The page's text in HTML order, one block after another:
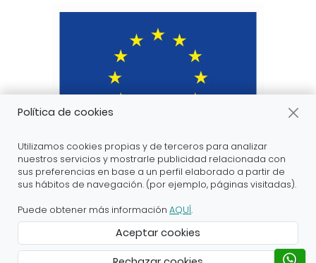
apoyo a la digitalización financiados por el proyecto
DIHnamic a través del programa de investigación e
innovación “Horizonte 2020” de la Unión Europea en
virtud del acuerdo de subvención nº 824186.
Política de cookies
Utilizamos cookies propias y de terceros para analizar
nuestros servicios y mostrarle publicidad relacionada con
sus preferencias en base a un perfil elaborado a partir de
sus hábitos de navegación. (por ejemplo, páginas visitadas).
Puede obtener más informaciónAQUÍ.
Aceptar cookies